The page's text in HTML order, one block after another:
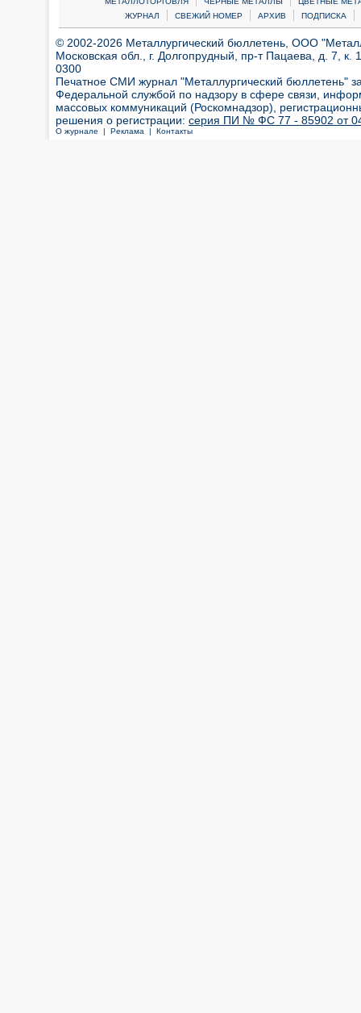
ЖУРНАЛ
| СВЕЖИЙ НОМЕР | АРХИВ | ПОДПИСКА |
© 2002-2026 Металлургический бюллетень, ООО
Московская обл., г. Долгопрудный, пр-т Пацаева, д. 7,
0300
Печатное СМИ журнал "Металлургический бюллетень"
Федеральной службой по надзору в сфере связи,
массовых коммуникаций (Роскомнадзор),
решения о регистрации: серия ПИ № ФС 77 - 85902 от 04
О журнале | Реклама | Контакты